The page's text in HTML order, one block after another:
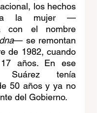
los hechos
la mujer —
con el nombre
— se remontan
de 1982, cuando
años. En ese
Suárez tenía
50 años y ya no
del Gobierno.